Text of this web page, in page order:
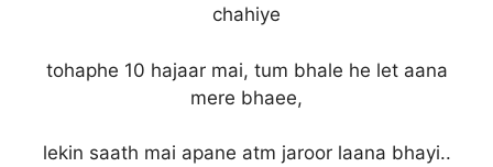
chahiye
tohaphe 10 hajaar mai, tum bhale he let aana
mere bhaee,
lekin saath mai apane atm jaroor laana bhayi..